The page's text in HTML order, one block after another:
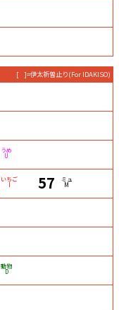
[ ]=伊太祈曽止り(For IDAKISO)
うめ
U
いちご
I 57 ミュ
M
動物
D